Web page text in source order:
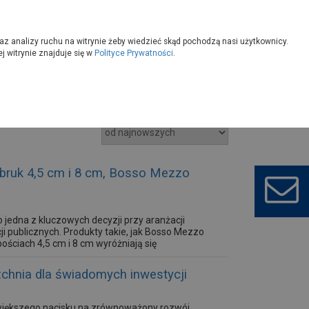
4,5 cm i 8 cm, Bosso Mezzo
z kluczowych decyzji przy aranżacji
publicznych. Produkty takie, jak Bosso Mezzo
4,5 cm i 8 cm wyróżniają się
nowoczesne, jak i...
dla świadomych inwestycji
analizy ruchu na witrynie żeby wiedzieć skąd pochodzą nasi użytkownicy.
witrynie znajduje się w Polityce Prywatności.